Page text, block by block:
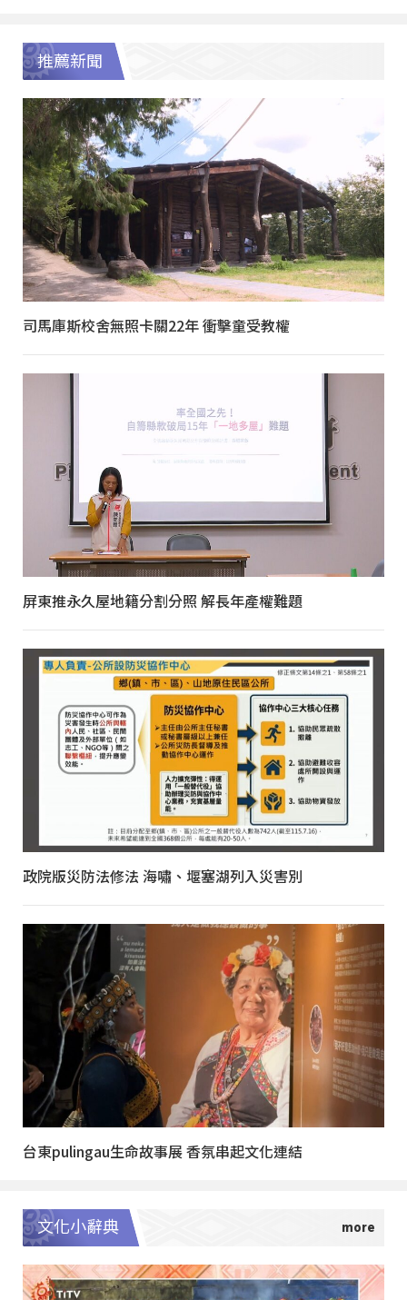
推薦新聞
司馬庫斯校舍無照卡關22年 衝擊童受教權
屏東推永久屋地籍分割分照 解長年產權難題
政院版災防法修法 海嘯、堰塞湖列入災害別
台東pulingau生命故事展 香氛串起文化連結
文化小辭典